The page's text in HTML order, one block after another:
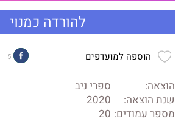
להורדה כמנוי
הוספה למועדפים 5
הוצאה:
ספרי ניב
שנת הוצאה:
2020
מספר עמודים: 20